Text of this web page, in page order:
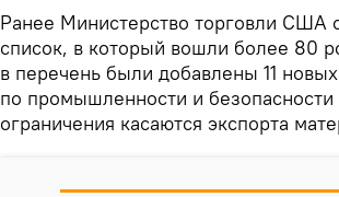
Ранее Министерство торговли США
список, в который вошли более 80
в перечень были добавлены 11
по промышленности и
ограничения касаются экспорта